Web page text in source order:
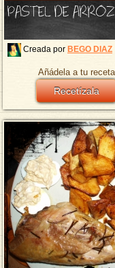
PASTEL DE ARROZ
Creada por BEGO DIAZ
Añádela a tu
Recetízala